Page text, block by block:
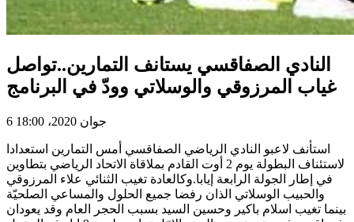
النادي الصفاقسي يستانف التمارين..تواصل
غياب المرزوقي والوسلاتي وودّ في البرنامج
6 جوان 2020، 18:00
استأنف لاعبو النادي الرياضي الصفاقسي أمس التمارين استعدادا
لاستئناف البطولة يوم 2 أوت القادم بملاقاة الاتحاد الرياضي بتطاوين
في إطار الجولة الرابعة إيابا.وكالعادة تغيب الثنائي علاء المرزوقي
والحبيب الوسلاتي الذان رفضا جميع الحلول والمساعي الصلحيّة
بينما تغيب اسلام باكير وحسين السيد بسبب الحجر العام وقد يعودان